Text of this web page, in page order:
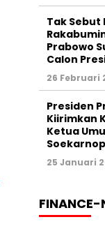
Tak Sebut
Prabowo
Calon
26 Februari
Presiden
Kiirimkan
Ketua
25 Januari
FINANCE-